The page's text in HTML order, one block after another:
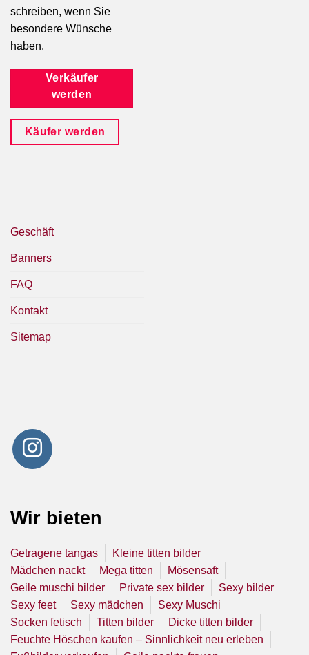
schreiben, wenn Sie
besondere Wünsche
haben.
Verkäufer
werden
Käufer werden
Geschäft
Banners
FAQ
Kontakt
Sitemap
Wir bieten
Getragene tangas
Kleine titten bilder
Mädchen nackt
Mega titten
Mösensaft
Geile muschi bilder
Private sex bilder
Sexy bilder
Sexy feet
Sexy mädchen
Sexy Muschi
Socken fetisch
Titten bilder
Dicke titten bilder
Feuchte Höschen kaufen – Sinnlichkeit neu erleben